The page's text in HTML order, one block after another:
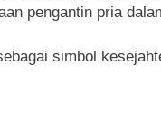
pengantin pria
simbol